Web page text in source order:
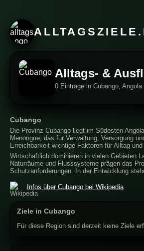
Alltags- &
0 Einträge in Cubango, Angola
Cubango
Die Provinz Cubango liegt im Südosten
Menongue, das für Verwaltung, Versorgung
Erreichbarkeit wichtige Faktoren für Alltag
Wirtschaftlich dominieren in vielen Gebieten
Naturräume und Flusssysteme prägen das
Schutzanforderungen. In der Entwicklung
Infos über Cubango bei Wikipedia
Ziele in Cubango
Für diese Region sind derzeit keine Ziele